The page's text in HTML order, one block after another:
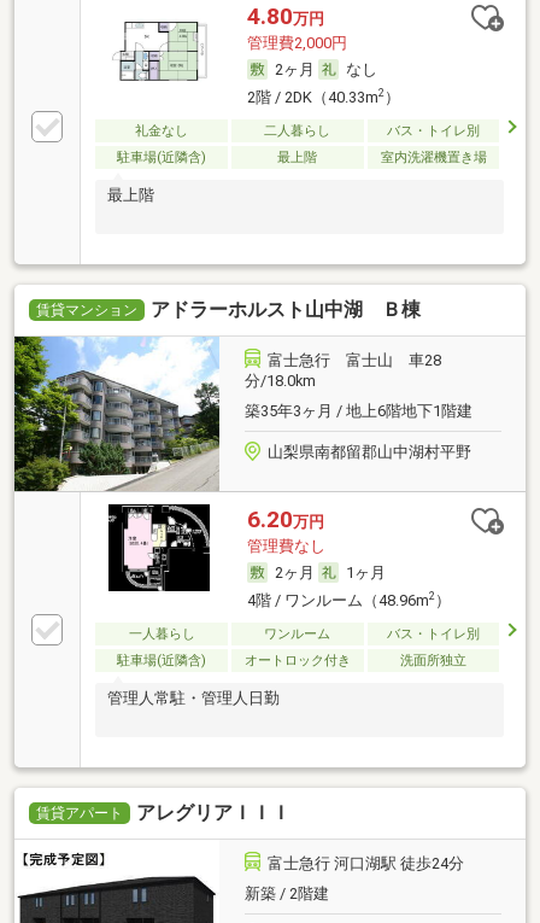
4.80万円
管理費2,000円
2ヶ月
なし
2階 / 2DK（40.33m2）
礼金なし 二人暮らし
バス・トイレ別
駐車場(近隣含)
最上階 室内洗濯機置き場
最上階
賃貸マンション アドラーホルスト山中湖 Ｂ棟
富士急行 富士山 車28
分/18.0km
築35年3ヶ月 / 地上6階地下1階建
山梨県南都留郡山中湖村平野
6.20万円
管理費なし
2ヶ月
1ヶ月
4階 / ワンルーム（48.96m2）
一人暮らし ワンルーム
バス・トイレ別
駐車場(近隣含)
オートロック付き 洗面所独立
管理人常駐・管理人日勤
賃貸アパート アレグリアＩＩＩ
富士急行 河口湖駅 徒歩24分
新築 / 2階建